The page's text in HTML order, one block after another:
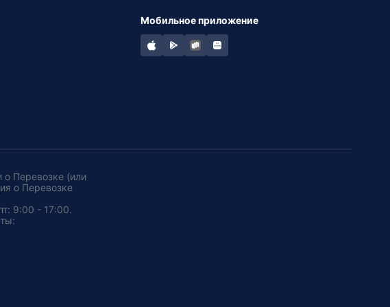
Мобильное приложение
о Перевозке (или
о Перевозке
9:00 - 17:00.